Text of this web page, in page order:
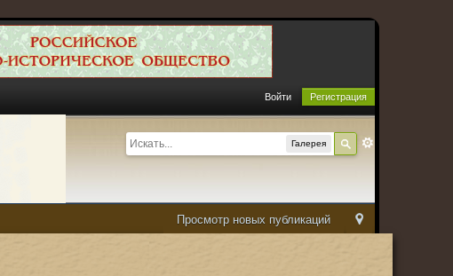
Войти Регистрация
Галерея
Просмотр новых публикаций